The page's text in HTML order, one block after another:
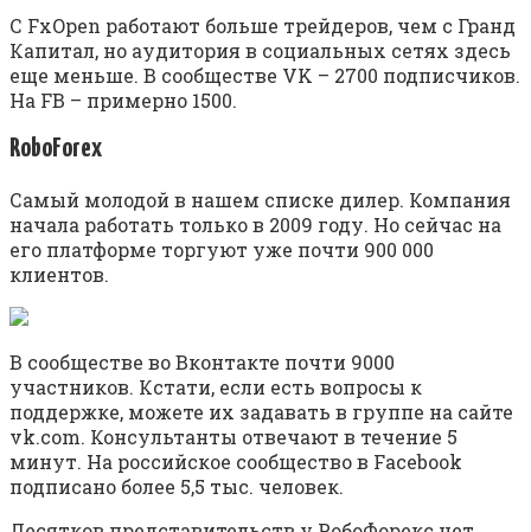
С FxOpen работают больше трейдеров, чем с Гранд
Капитал, но аудитория в социальных сетях здесь
еще меньше. В сообществе VK – 2700 подписчиков.
На FB – примерно 1500.
RoboForex
Самый молодой в нашем списке дилер. Компания
начала работать только в 2009 году. Но сейчас на
его платформе торгуют уже почти 900 000
клиентов.
В сообществе во Вконтакте почти 9000
участников. Кстати, если есть вопросы к
поддержке, можете их задавать в группе на сайте
vk.com. Консультанты отвечают в течение 5
минут. На российское сообщество в Facebook
подписано более 5,5 тыс. человек.